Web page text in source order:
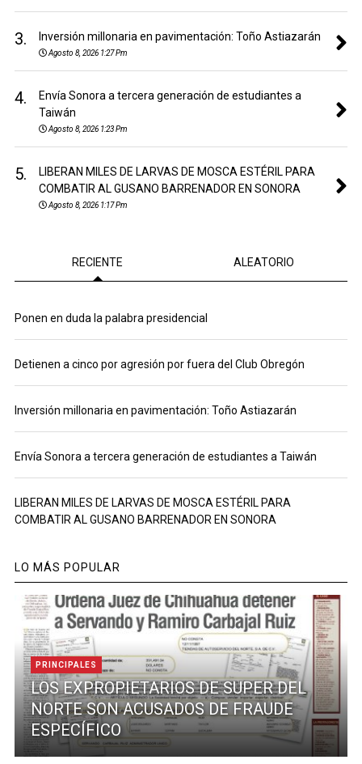
3. Inversión millonaria en pavimentación: Toño Astiazarán
Agosto 8, 2026 1:27 Pm
4.
Envía Sonora a tercera generación de estudiantes a
Taiwán
Agosto 8, 2026 1:23 Pm
5.
LIBERAN MILES DE LARVAS DE MOSCA ESTÉRIL PARA
COMBATIR AL GUSANO BARRENADOR EN SONORA
Agosto 8, 2026 1:17 Pm
RECIENTE ALEATORIO
Ponen en duda la palabra presidencial
Detienen a cinco por agresión por fuera del Club Obregón
Inversión millonaria en pavimentación: Toño Astiazarán
Envía Sonora a tercera generación de estudiantes a Taiwán
LIBERAN MILES DE LARVAS DE MOSCA ESTÉRIL PARA
COMBATIR AL GUSANO BARRENADOR EN SONORA
LO MÁS POPULAR
PRINCIPALES
LOS EXPROPIETARIOS DE SUPER DEL
NORTE SON ACUSADOS DE FRAUDE
ESPECÍFICO